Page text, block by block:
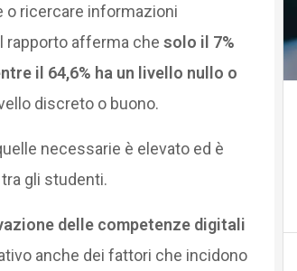
o ricercare informazioni
rapporto afferma che solo il 7%
il 64,6% ha un livello nullo o
discreto o buono.
necessarie è elevato ed è
gli studenti.
delle competenze digitali
anche dei fattori che incidono